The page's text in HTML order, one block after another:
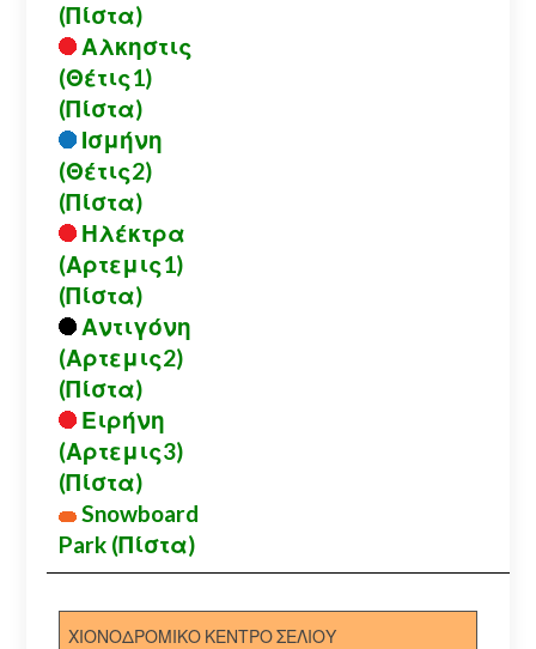
(Πίστα)
Αλκηστις
(Θέτις1)
(Πίστα)
Ισμήνη
(Θέτις2)
(Πίστα)
Ηλέκτρα
(Αρτεμις1)
(Πίστα)
Αντιγόνη
(Αρτεμις2)
(Πίστα)
Ειρήνη
(Αρτεμις3)
(Πίστα)
Snowboard
Park (Πίστα)
ΧΙΟΝΟΔΡΟΜΙΚΟ ΚΕΝΤΡΟ ΣΕΛΙΟΥ